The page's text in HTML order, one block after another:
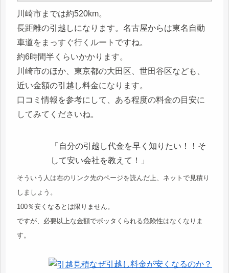
川崎市までは約520km。
長距離の引越しになります。名古屋からは東名自動
車道をまっすぐ行くルートですね。
約6時間半くらいかかります。
川崎市のほか、東京都の大田区、世田谷区なども、
近い金額の引越し料金になります。
口コミ情報を参考にして、ある程度の料金の目安に
してみてくださいね。
「自分の引越し代金を早く知りたい！！そ
して安い会社を教えて！」
そういう人は右のリンク先のページを読んだ上、ネットで見積り
しましょう。
100％安くなるとは限りません。
ですが、必要以上な金額でボッタくられる危険性はなくなりま
す。
なぜ引越し料金が安くなるのか？